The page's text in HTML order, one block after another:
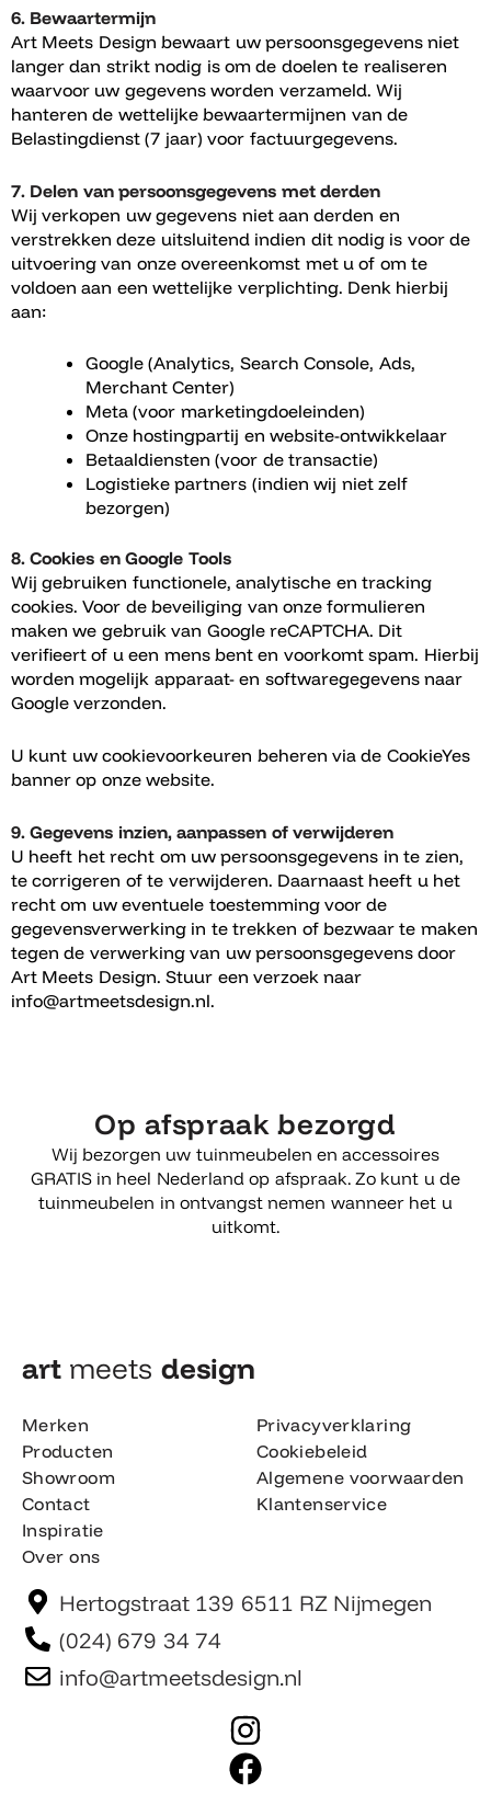
6. Bewaartermijn
Art Meets Design bewaart uw persoonsgegevens niet
langer dan strikt nodig is om de doelen te realiseren
waarvoor uw gegevens worden verzameld. Wij
hanteren de wettelijke bewaartermijnen van de
Belastingdienst (7 jaar) voor factuurgegevens.
7. Delen van persoonsgegevens met derden
Wij verkopen uw gegevens niet aan derden en
verstrekken deze uitsluitend indien dit nodig is voor de
uitvoering van onze overeenkomst met u of om te
voldoen aan een wettelijke verplichting. Denk hierbij
aan:
Google (Analytics, Search Console, Ads,
Merchant Center)
Meta (voor marketingdoeleinden)
Onze hostingpartij en website-ontwikkelaar
Betaaldiensten (voor de transactie)
Logistieke partners (indien wij niet zelf
bezorgen)
8. Cookies en Google Tools
Wij gebruiken functionele, analytische en tracking
cookies. Voor de beveiliging van onze formulieren
maken we gebruik van Google reCAPTCHA. Dit
verifieert of u een mens bent en voorkomt spam. Hierbij
worden mogelijk apparaat- en softwaregegevens naar
Google verzonden.
U kunt uw cookievoorkeuren beheren via de CookieYes
banner op onze website.
9. Gegevens inzien, aanpassen of verwijderen
U heeft het recht om uw persoonsgegevens in te zien,
te corrigeren of te verwijderen. Daarnaast heeft u het
recht om uw eventuele toestemming voor de
gegevensverwerking in te trekken of bezwaar te maken
tegen de verwerking van uw persoonsgegevens door
Art Meets Design. Stuur een verzoek naar
info@artmeetsdesign.nl.
Op afspraak bezorgd
Wij bezorgen uw tuinmeubelen en accessoires
GRATIS in heel Nederland op afspraak. Zo kunt u de
tuinmeubelen in ontvangst nemen wanneer het u
uitkomt.
art meets design​
Merken
Producten
Showroom
Contact
Inspiratie
Over ons
Privacyverklaring
Cookiebeleid
Algemene voorwaarden
Klantenservice
Hertogstraat 139 6511 RZ Nijmegen
(024) 679 34 74
info@artmeetsdesign.nl
I
n
s
F